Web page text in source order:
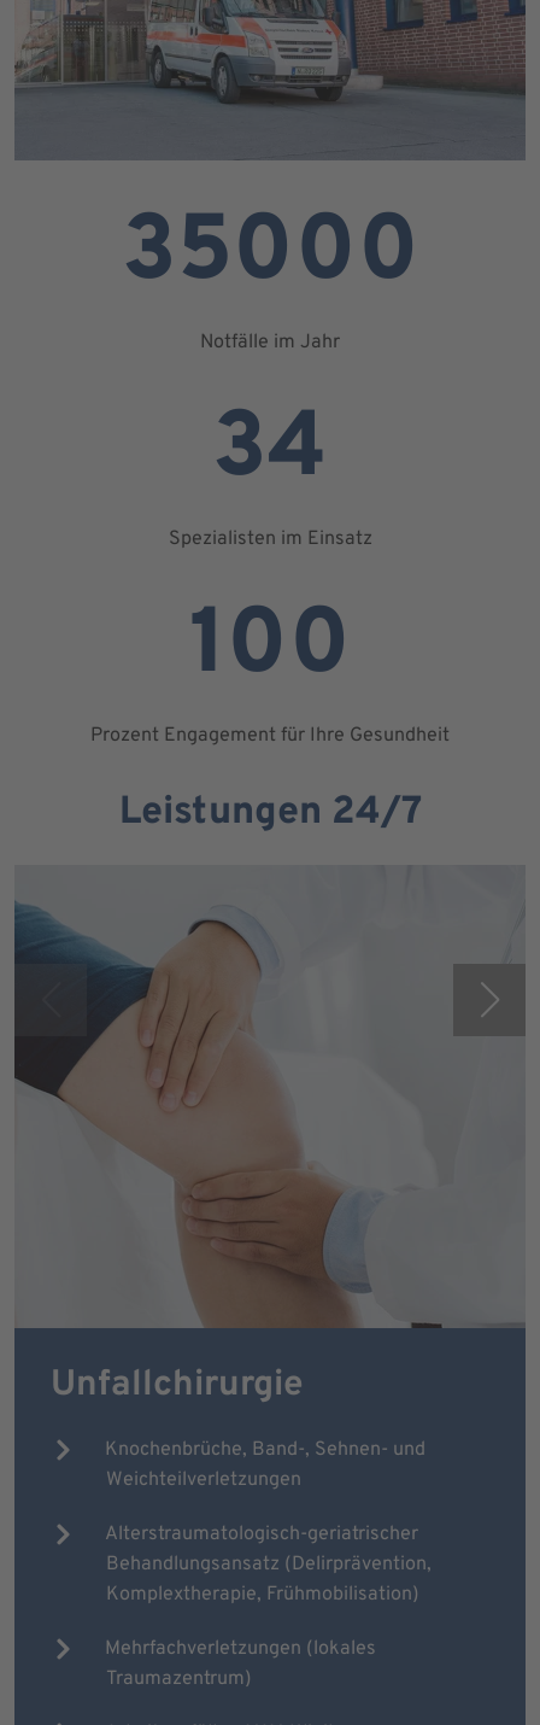
35000
Notfälle im Jahr
34
Spezialisten im Einsatz
100
Prozent Engagement für Ihre Gesundheit
Leistungen 24/7
Unfallchirurgie
Knochenbrüche, Band-, Sehnen- und
Weichteilverletzungen
Alterstraumatologisch-geriatrischer
Behandlungsansatz (Delirprävention,
Komplextherapie, Frühmobilisation)
Mehrfachverletzungen (lokales
Traumazentrum)